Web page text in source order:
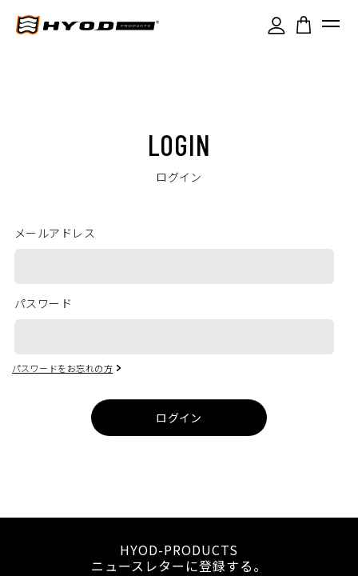
LOGIN
ログイン
メールアドレス
パスワード
パスワードをお忘れの方
ログイン
HYOD-PRODUCTS
ニュースレターに登録する。